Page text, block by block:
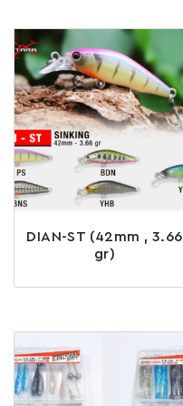
DIAN-ST (42mm , 3.66
gr)